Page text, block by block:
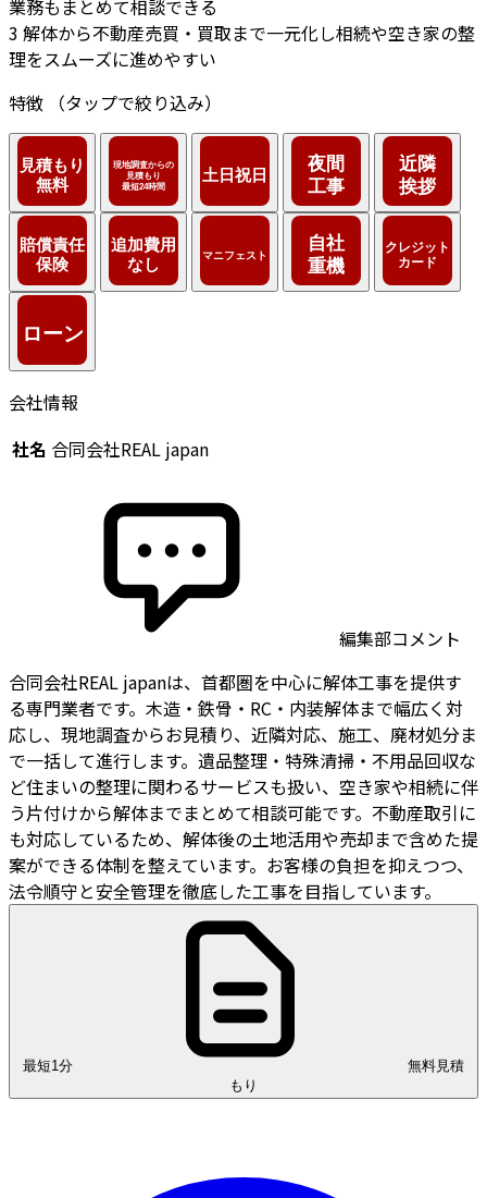
業務もまとめて相談できる
3 解体から不動産売買・買取まで一元化し相続や空き家の整
理をスムーズに進めやすい
特徴
（タップで絞り込み）
会社情報
社名 合同会社REAL japan
編集部コメント
合同会社REAL japanは、首都圏を中心に解体工事を提供す
る専門業者です。木造・鉄骨・RC・内装解体まで幅広く対
応し、現地調査からお見積り、近隣対応、施工、廃材処分ま
で一括して進行します。遺品整理・特殊清掃・不用品回収な
ど住まいの整理に関わるサービスも扱い、空き家や相続に伴
う片付けから解体までまとめて相談可能です。不動産取引に
も対応しているため、解体後の土地活用や売却まで含めた提
案ができる体制を整えています。お客様の負担を抑えつつ、
法令順守と安全管理を徹底した工事を目指しています。
最短1分
もり